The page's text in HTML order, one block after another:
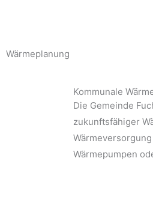
Wärmeplanung
Kommunale
Die Gemeinde
zukunftsfähiger
Wärmepumpen